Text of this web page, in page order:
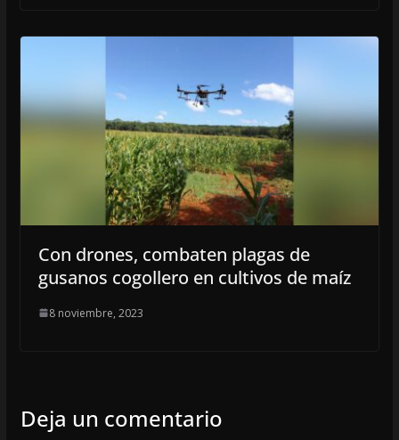
Con drones, combaten plagas de
gusanos cogollero en cultivos de maíz
8 noviembre, 2023
Deja un comentario